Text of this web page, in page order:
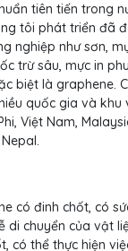
tiên tiến trong
tôi phát triển đã
nghiệp như sơn,
trừ sâu, mực in
biệt là graphene.
quốc gia và khu
Việt Nam,
có đinh chốt, có
di chuyển của vật
có thể thực hiện